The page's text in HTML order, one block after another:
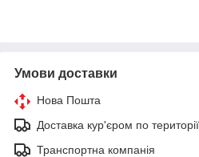
Умови доставки
Нова Пошта
Доставка кур'єром по території
Транспортна компанія